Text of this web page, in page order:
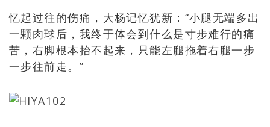
忆起过往的伤痛，大杨记忆犹新：“小腿无端多出
一颗肉球后，我终于体会到什么是寸步难行的痛
苦，右脚根本抬不起来，只能左腿拖着右腿一步
一步往前走。”